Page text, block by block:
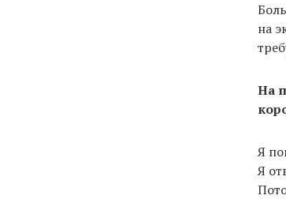
на
На
Я
Я